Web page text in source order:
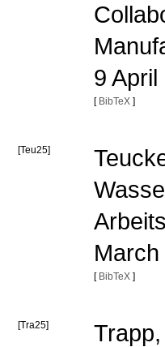
9
[ BibTeX ]
[Teu25]
[ BibTeX ]
[Tra25]